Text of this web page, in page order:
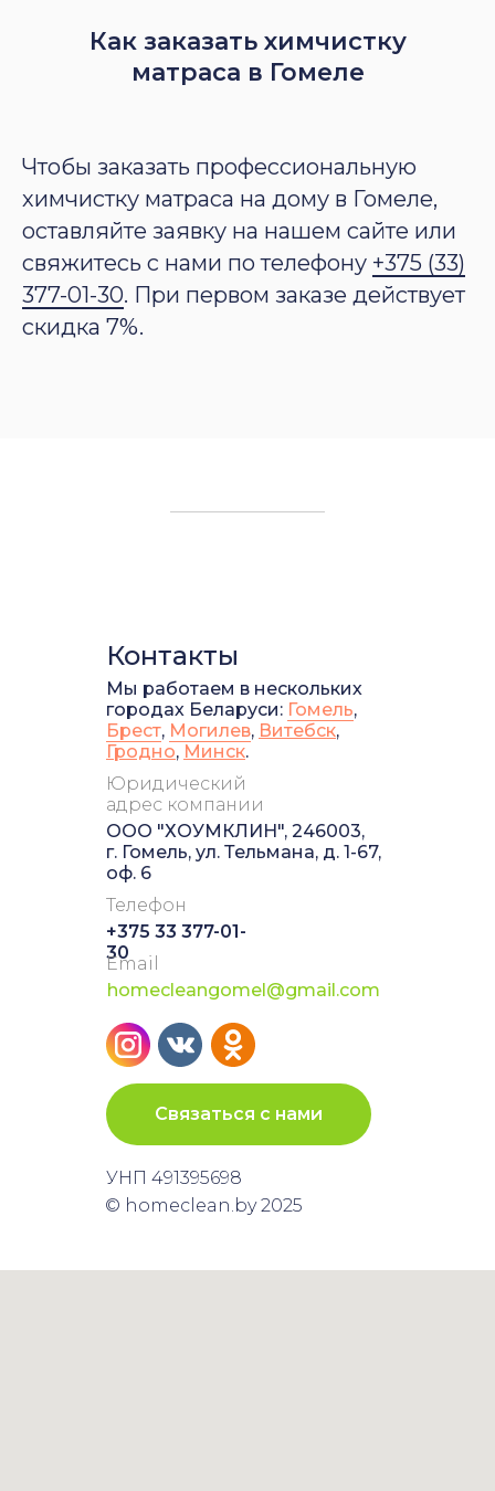
Как заказать химчистку
матраса в Гомеле
Чтобы заказать профессиональную
химчистку матраса на дому в Гомеле,
оставляйте заявку на нашем сайте или
свяжитесь с нами по телефону +375 (33)
377-01-30. При первом заказе действует
скидка 7%.
Контакты
Юридический
адрес компании
Телефон
Мы работаем в нескольких
городах Беларуси: Гомель,
Брест, Могилев, Витебск,
Гродно, Минск.
+375 33 377-01-
30
УНП 491395698
Email
homecleangomel@gmail.com
Связаться с нами
© homeclean.by 2025
ООО "ХОУМКЛИН", 246003,
г. Гомель, ул. Тельмана, д. 1-67,
оф. 6